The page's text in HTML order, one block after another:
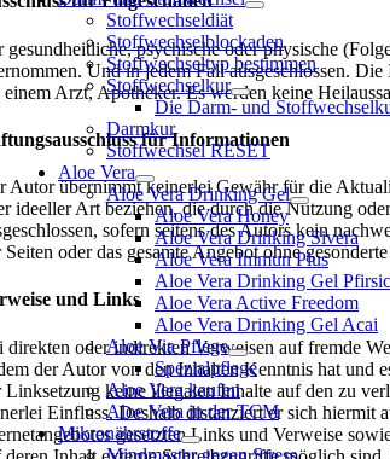
Stoffwechseldiät
Stoffwechselblockaden
Stoffwechseltyp bestimmen
Stoffwechselkur
Die Darm- und
Darmkur
Stoffwechsel RESET
Aloe Vera
Aloe Vera Drinking Gel
Aloe Vera Honey
Aloe Vera Drinking Sivera
Aloe Vera Immun Plus
Aloe Vera Drinking Gel
Aloe Vera Active Freedom
Aloe Vera Drinking Gel Acai
Aloe Via Pflege
Spezialpflege
Aloe Vera kaufen
Aloe Vera in der TCM
Mikronährstoffe
Mindmaster gegen Stress
gesundheitliche, psychische oder physische
Und in jedem Fall ausgeschlossen.
einem Arzt, Apotheker. Es werden keine
für Informationen
Autor übernimmt keinerlei Gewähr für die
ideeller Art beziehen, die durch die Nutzung
sofern seitens des Autors kein
Seiten oder das gesamte Angebot ohne
und Links
direkten oder indirekten Verweisen auf fremde
der Autor von den Inhalten Kenntnis hat und
Linksetzung keine illegalen Inhalte auf den zu
Einfluss. Deshalb distanziert er sich hiermit
gesetzten Links und Verweise